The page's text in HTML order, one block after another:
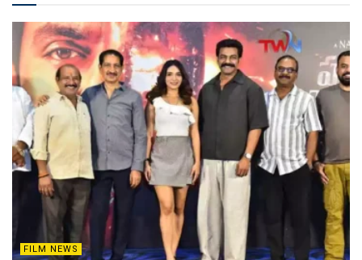
FILM NEWS